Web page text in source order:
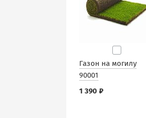
Газон на могилу
90001
1 390 ₽